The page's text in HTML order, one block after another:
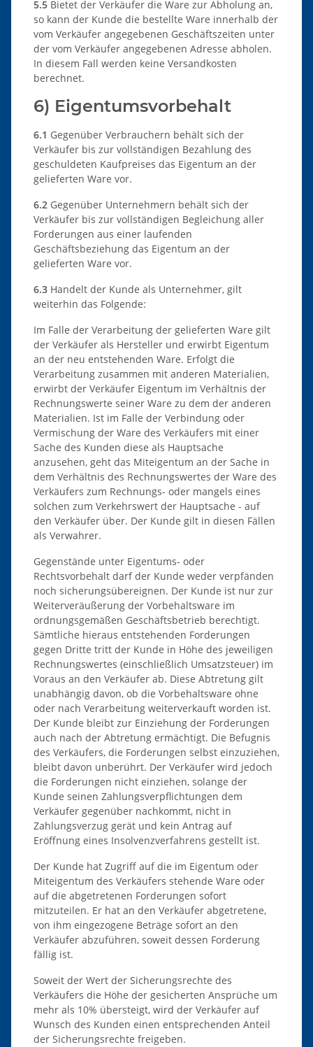
5.5 Bietet der Verkäufer die Ware zur Abholung an,
so kann der Kunde die bestellte Ware innerhalb der
vom Verkäufer angegebenen Geschäftszeiten unter
der vom Verkäufer angegebenen Adresse abholen.
In diesem Fall werden keine Versandkosten
berechnet.
6) Eigentumsvorbehalt
6.1 Gegenüber Verbrauchern behält sich der
Verkäufer bis zur vollständigen Bezahlung des
geschuldeten Kaufpreises das Eigentum an der
gelieferten Ware vor.
6.2 Gegenüber Unternehmern behält sich der
Verkäufer bis zur vollständigen Begleichung aller
Forderungen aus einer laufenden
Geschäftsbeziehung das Eigentum an der
gelieferten Ware vor.
6.3 Handelt der Kunde als Unternehmer, gilt
weiterhin das Folgende:
Im Falle der Verarbeitung der gelieferten Ware gilt
der Verkäufer als Hersteller und erwirbt Eigentum
an der neu entstehenden Ware. Erfolgt die
Verarbeitung zusammen mit anderen Materialien,
erwirbt der Verkäufer Eigentum im Verhältnis der
Rechnungswerte seiner Ware zu dem der anderen
Materialien. Ist im Falle der Verbindung oder
Vermischung der Ware des Verkäufers mit einer
Sache des Kunden diese als Hauptsache
anzusehen, geht das Miteigentum an der Sache in
dem Verhältnis des Rechnungswertes der Ware des
Verkäufers zum Rechnungs- oder mangels eines
solchen zum Verkehrswert der Hauptsache - auf
den Verkäufer über. Der Kunde gilt in diesen Fällen
als Verwahrer.
Gegenstände unter Eigentums- oder
Rechtsvorbehalt darf der Kunde weder verpfänden
noch sicherungsübereignen. Der Kunde ist nur zur
Weiterveräußerung der Vorbehaltsware im
ordnungsgemäßen Geschäftsbetrieb berechtigt.
Sämtliche hieraus entstehenden Forderungen
gegen Dritte tritt der Kunde in Höhe des jeweiligen
Rechnungswertes (einschließlich Umsatzsteuer) im
Voraus an den Verkäufer ab. Diese Abtretung gilt
unabhängig davon, ob die Vorbehaltsware ohne
oder nach Verarbeitung weiterverkauft worden ist.
Der Kunde bleibt zur Einziehung der Forderungen
auch nach der Abtretung ermächtigt. Die Befugnis
des Verkäufers, die Forderungen selbst einzuziehen,
bleibt davon unberührt. Der Verkäufer wird jedoch
die Forderungen nicht einziehen, solange der
Kunde seinen Zahlungsverpflichtungen dem
Verkäufer gegenüber nachkommt, nicht in
Zahlungsverzug gerät und kein Antrag auf
Eröffnung eines Insolvenzverfahrens gestellt ist.
Der Kunde hat Zugriff auf die im Eigentum oder
Miteigentum des Verkäufers stehende Ware oder
auf die abgetretenen Forderungen sofort
mitzuteilen. Er hat an den Verkäufer abgetretene,
von ihm eingezogene Beträge sofort an den
Verkäufer abzuführen, soweit dessen Forderung
fällig ist.
Soweit der Wert der Sicherungsrechte des
Verkäufers die Höhe der gesicherten Ansprüche um
mehr als 10% übersteigt, wird der Verkäufer auf
Wunsch des Kunden einen entsprechenden Anteil
der Sicherungsrechte freigeben.